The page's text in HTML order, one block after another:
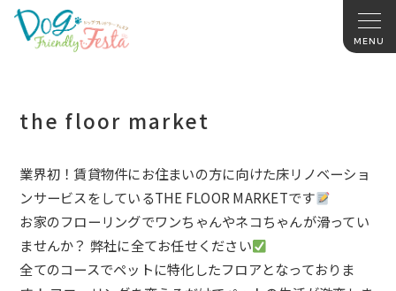
the floor market
業界初！賃貸物件にお住まいの方に向けた床リノベーショ
ンサービスをしているTHE FLOOR MARKETです
お家のフローリングでワンちゃんやネコちゃんが滑ってい
ませんか？ 弊社に全てお任せください
全てのコースでペットに特化したフロアとなっておりま